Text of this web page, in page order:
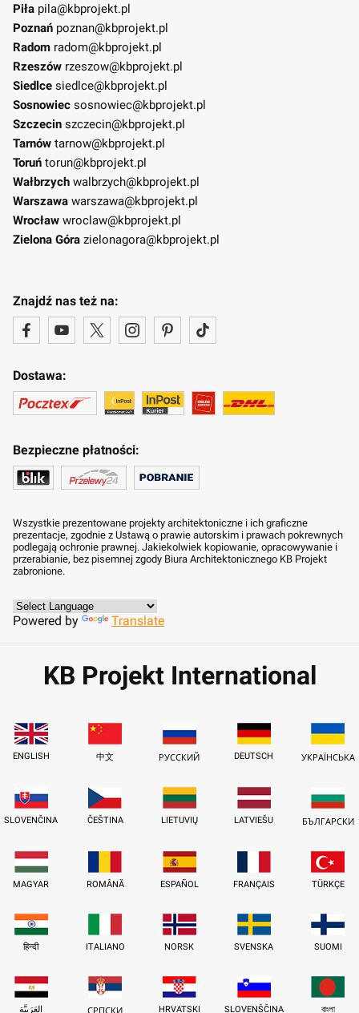
Piła pila@kbprojekt.pl
Poznań poznan@kbprojekt.pl
Radom radom@kbprojekt.pl
Rzeszów rzeszow@kbprojekt.pl
Siedlce siedlce@kbprojekt.pl
Sosnowiec sosnowiec@kbprojekt.pl
Szczecin szczecin@kbprojekt.pl
Tarnów tarnow@kbprojekt.pl
Toruń torun@kbprojekt.pl
Wałbrzych walbrzych@kbprojekt.pl
Warszawa warszawa@kbprojekt.pl
Wrocław wroclaw@kbprojekt.pl
Zielona Góra zielonagora@kbprojekt.pl
Znajdź nas też na:
Dostawa:
Bezpieczne płatności:
Wszystkie prezentowane projekty architektoniczne i ich graficzne
prezentacje, zgodnie z Ustawą o prawie autorskim i prawach pokrewnych
podlegają ochronie prawnej. Jakiekolwiek kopiowanie, opracowywanie i
przerabianie, bez pisemnej zgody Biura Architektonicznego KB Projekt
zabronione.
Powered by Translate
KB Projekt International
ENGLISH 中文 РУССКИЙ DEUTSCH УКРАЇНСЬКА
SLOVENČINA ČEŠTINA LIETUVIŲ LATVIEŠU БЪЛГАРСКИ
MAGYAR ROMÂNĂ ESPAÑOL FRANÇAIS TÜRKÇE
हिन्दी ITALIANO NORSK SVENSKA SUOMI
العَرَبِيَّة HRVATSKI SLOVENŠČINA বাংলা